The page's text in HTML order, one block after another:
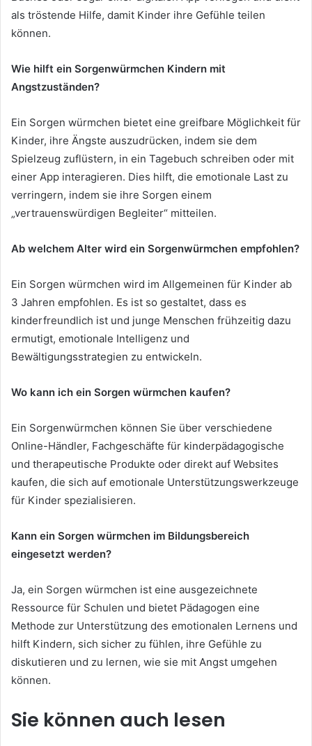
als tröstende Hilfe, damit Kinder ihre Gefühle teilen
können.
Wie hilft ein Sorgenwürmchen Kindern mit
Angstzuständen?
Ein Sorgen würmchen bietet eine greifbare Möglichkeit für
Kinder, ihre Ängste auszudrücken, indem sie dem
Spielzeug zuflüstern, in ein Tagebuch schreiben oder mit
einer App interagieren. Dies hilft, die emotionale Last zu
verringern, indem sie ihre Sorgen einem
„vertrauenswürdigen Begleiter“ mitteilen.
Ab welchem Alter wird ein Sorgenwürmchen empfohlen?
Ein Sorgen würmchen wird im Allgemeinen für Kinder ab
3 Jahren empfohlen. Es ist so gestaltet, dass es
kinderfreundlich ist und junge Menschen frühzeitig dazu
ermutigt, emotionale Intelligenz und
Bewältigungsstrategien zu entwickeln.
Wo kann ich ein Sorgen würmchen kaufen?
Ein Sorgenwürmchen können Sie über verschiedene
Online-Händler, Fachgeschäfte für kinderpädagogische
und therapeutische Produkte oder direkt auf Websites
kaufen, die sich auf emotionale Unterstützungswerkzeuge
für Kinder spezialisieren.
Kann ein Sorgen würmchen im Bildungsbereich
eingesetzt werden?
Ja, ein Sorgen würmchen ist eine ausgezeichnete
Ressource für Schulen und bietet Pädagogen eine
Methode zur Unterstützung des emotionalen Lernens und
hilft Kindern, sich sicher zu fühlen, ihre Gefühle zu
diskutieren und zu lernen, wie sie mit Angst umgehen
können.
Sie können auch lesen